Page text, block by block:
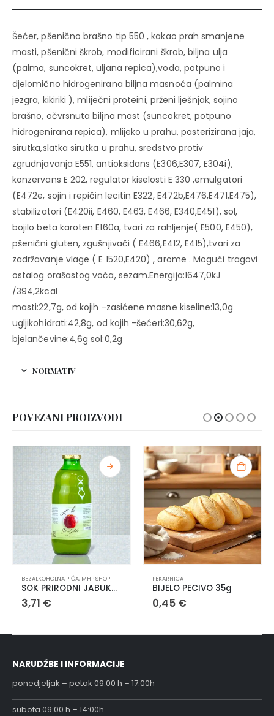
Šećer, pšenično brašno tip 550 , kakao prah smanjene
masti, pšenični škrob, modificirani škrob, biljna ulja
(palma, suncokret, uljana repica),voda, potpuno i
djelomično hidrogenirana biljna masnoća (palmina
jezgra, kikiriki ), mliječni proteini, prženi lješnjak, sojino
brašno, očvrsnuta biljna mast (suncokret, potpuno
hidrogenirana repica), mlijeko u prahu, pasterizirana jaja,
sirutka,slatka sirutka u prahu, sredstvo protiv
zgrudnjavanja E551, antioksidans (E306,E307, E304i),
konzervans E 202, regulator kiselosti E 330 ,emulgatori
(E472e, sojin i repičin lecitin E322, E472b,E476,E471,E475),
stabilizatori (E420ii, E460, E463, E466, E340,E451), sol,
bojilo beta karoten E160a, tvari za rahljenje( E500, E450),
pšenični gluten, zgušnjivači ( E466,E412, E415),tvari za
zadržavanje vlage ( E 1520,E420) , arome . Mogući tragovi
ostalog orašastog voća, sezam.Energija:1647,0kJ
/394,2kcal
masti:22,7g, od kojih -zasićene masne kiseline:13,0g
ugljikohidrati:42,8g, od kojih -šećeri:30,62g,
bjelančevine:4,6g sol:0,2g
NORMATIV
POVEZANI PROIZVODI
BEZALKOHOLNA PIĆA, MHP SHOP
SOK PRIRODNI JABUKA 1L OPG MIHALIC
3,71 €
PEKARNICA
BIJELO PECIVO 35g
0,45 €
NARUDŽBE I INFORMACIJE
ponedjeljak – petak 09:00 h – 17:00h
subota 09:00 h – 14:00h